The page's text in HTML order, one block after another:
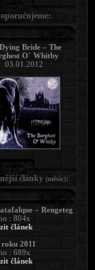
Bride – The
O´ Whitby
03.01.2012
články (měsíc):
– Rengeteg
: 804x
článek
roku 2011
: 689x
článek